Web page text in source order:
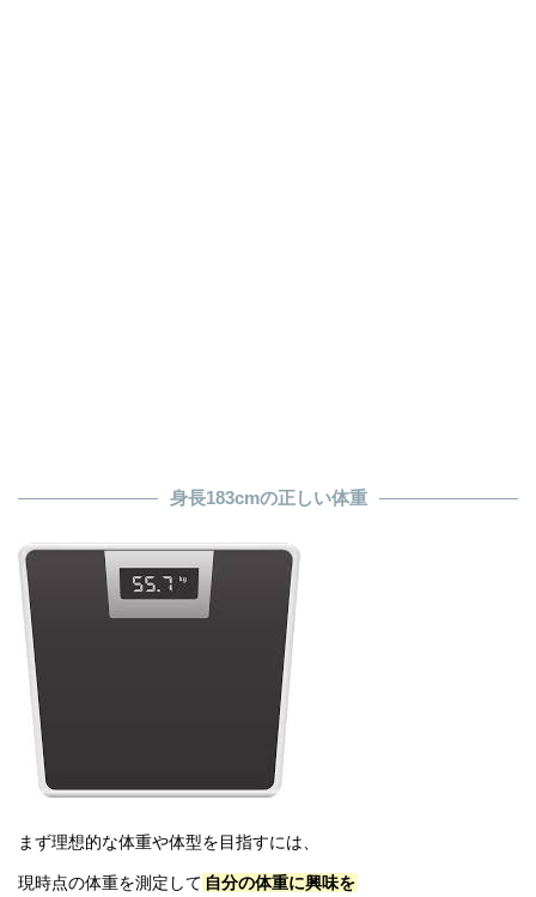
身長183cmの正しい体重
まず理想的な体重や体型を目指すには、
現時点の体重を測定して 自分の体重に興味を